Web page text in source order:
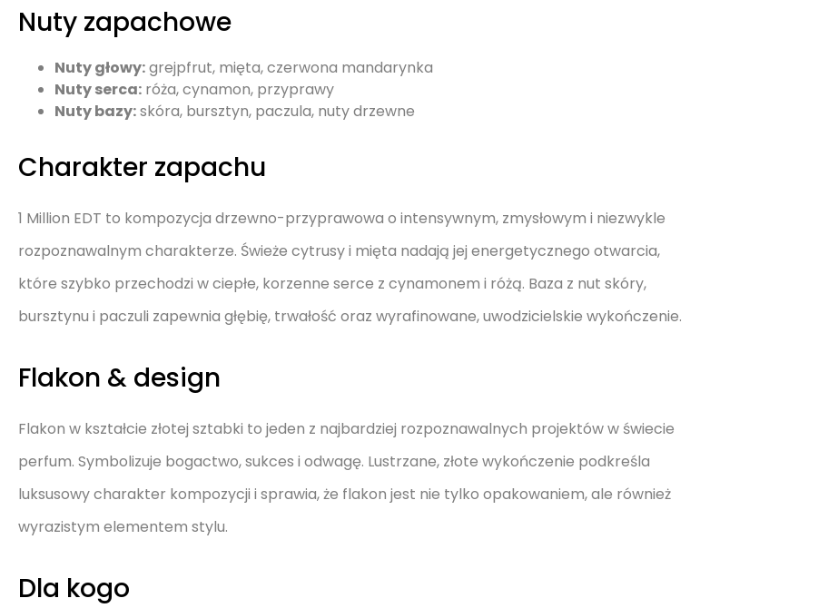
Nuty zapachowe
Nuty głowy:grejpfrut, mięta, czerwona mandarynka
Nuty serca: róża, cynamon, przyprawy
Nuty bazy:skóra, bursztyn, paczula, nuty drzewne
Charakter zapachu
1 Million EDT to kompozycja drzewno-przyprawowa o intensywnym, zmysłowym i niezwykle
rozpoznawalnym charakterze. Świeże cytrusy i mięta nadają jej energetycznego otwarcia,
które szybko przechodzi w ciepłe, korzenne serce z cynamonem i różą. Baza z nut skóry,
bursztynu i paczuli zapewnia głębię, trwałość oraz wyrafinowane, uwodzicielskie wykończenie.
Flakon & design
Flakon w kształcie złotej sztabki to jeden z najbardziej rozpoznawalnych projektów w świecie
perfum. Symbolizuje bogactwo, sukces i odwagę. Lustrzane, złote wykończenie podkreśla
luksusowy charakter kompozycji i sprawia, że flakon jest nie tylko opakowaniem, ale również
wyrazistym elementem stylu.
Dla kogo